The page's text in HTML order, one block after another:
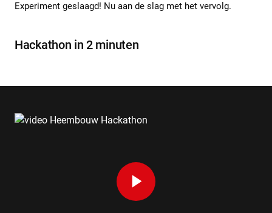
Experiment geslaagd! Nu aan de slag met het vervolg.
Hackathon in 2 minuten
Speel af